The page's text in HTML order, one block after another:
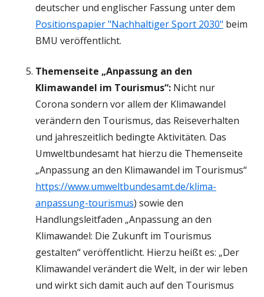
deutscher und englischer Fassung unter dem
Positionspapier "Nachhaltiger Sport 2030" beim
BMU veröffentlicht.
Themenseite „Anpassung an den
Klimawandel im Tourismus“: Nicht nur
Corona sondern vor allem der Klimawandel
verändern den Tourismus, das Reiseverhalten
und jahreszeitlich bedingte Aktivitäten. Das
Umweltbundesamt hat hierzu die Themenseite
„Anpassung an den Klimawandel im Tourismus“
https://www.umweltbundesamt.de/klima-
anpassung-tourismus) sowie den
Handlungsleitfaden „Anpassung an den
Klimawandel: Die Zukunft im Tourismus
gestalten“ veröffentlicht. Hierzu heißt es: „Der
Klimawandel verändert die Welt, in der wir leben
und wirkt sich damit auch auf den Tourismus